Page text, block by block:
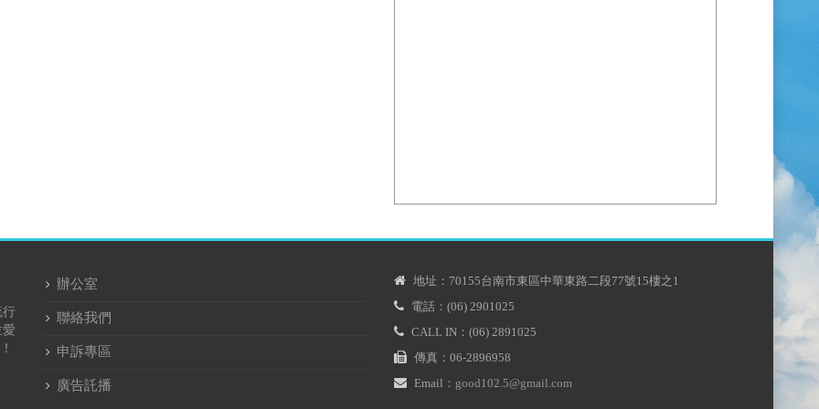
行
辦公室
聯絡我們
申訴專區
廣告託播
地址：70155台南市東區中華東路二段77號15樓之1
電話：(06) 2901025
CALL IN：(06) 2891025
傳真：06-2896958
Email： good102.5@gmail.com